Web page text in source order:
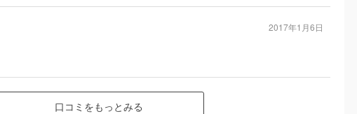
2017年1月6日
口コミをもっとみる